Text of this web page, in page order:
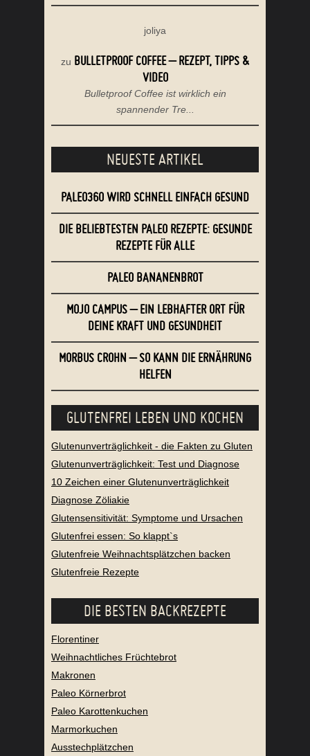
joliya
zu BULLETPROOF COFFEE – REZEPT, TIPPS &
VIDEO
Bulletproof Coffee ist wirklich ein
spannender Tre...
NEUESTE ARTIKEL
PALEO360 WIRD SCHNELL EINFACH GESUND
DIE BELIEBTESTEN PALEO REZEPTE: GESUNDE
REZEPTE FÜR ALLE
PALEO BANANENBROT
MOJO CAMPUS – EIN LEBHAFTER ORT FÜR
DEINE KRAFT UND GESUNDHEIT
MORBUS CROHN – SO KANN DIE ERNÄHRUNG
HELFEN
GLUTENFREI LEBEN UND KOCHEN
Glutenunverträglichkeit - die Fakten zu Gluten
Glutenunverträglichkeit: Test und Diagnose
10 Zeichen einer Glutenunverträglichkeit
Diagnose Zöliakie
Glutensensitivität: Symptome und Ursachen
Glutenfrei essen: So klappt`s
Glutenfreie Weihnachtsplätzchen backen
Glutenfreie Rezepte
DIE BESTEN BACKREZEPTE
Florentiner
Weihnachtliches Früchtebrot
Makronen
Paleo Körnerbrot
Paleo Karottenkuchen
Marmorkuchen
Ausstechplätzchen